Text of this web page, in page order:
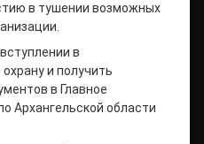
в тушении возможных
в
и получить
в Главное
Архангельской области